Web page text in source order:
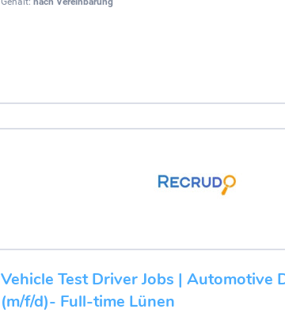
Vehicle Test Driver Jobs | Automotive
(m/f/d)- Full-time Lünen